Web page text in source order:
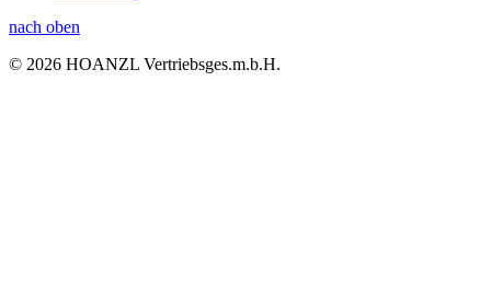
nach oben
© 2026 HOANZL Vertriebsges.m.b.H.